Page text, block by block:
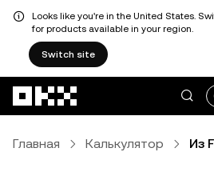
Looks like you're in the United States.
for products available in your region.
Switch site
Главная Калькулятор Из